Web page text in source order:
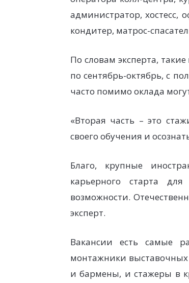
администратор, хостесс,
кондитер, матрос-
По словам эксперта,
по сентябрь-октябрь, с
часто помимо оклада
«Вторая часть – это
своего обучения и
Благо, крупные
карьерного старта
возможности.
эксперт.
Вакансии есть самые
монтажники
и бармены, и стажеры в